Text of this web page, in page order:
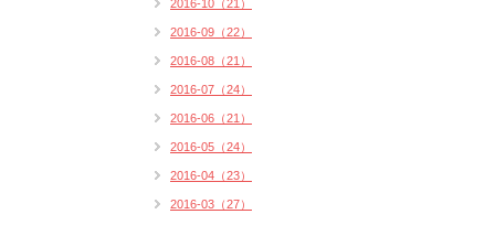
2016-10（21）
2016-09（22）
2016-08（21）
2016-07（24）
2016-06（21）
2016-05（24）
2016-04（23）
2016-03（27）